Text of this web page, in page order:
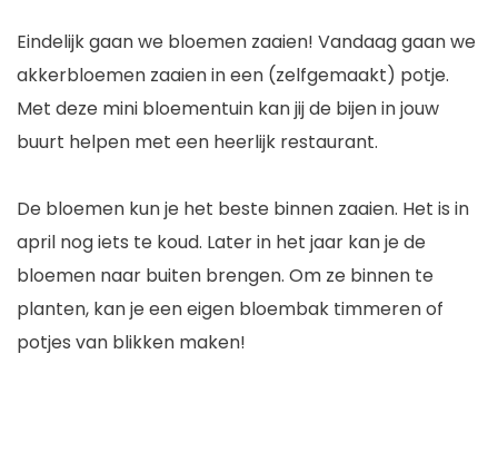
Eindelijk gaan we bloemen zaaien! Vandaag gaan we
akkerbloemen zaaien in een (zelfgemaakt) potje.
Met deze mini bloementuin kan jij de bijen in jouw
buurt helpen met een heerlijk restaurant.
De bloemen kun je het beste binnen zaaien. Het is in
april nog iets te koud. Later in het jaar kan je de
bloemen naar buiten brengen. Om ze binnen te
planten, kan je een eigen bloembak timmeren of
potjes van blikken maken!